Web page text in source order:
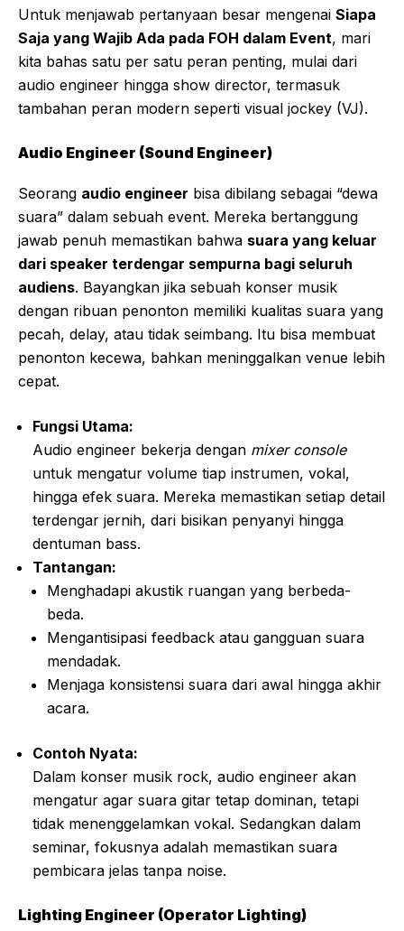
Untuk menjawab pertanyaan besar mengenai Siapa
Saja yang Wajib Ada pada FOH dalam Event, mari
kita bahas satu per satu peran penting, mulai dari
audio engineer hingga show director, termasuk
tambahan peran modern seperti visual jockey (VJ).
Audio Engineer (Sound Engineer)
Seorang audio engineer bisa dibilang sebagai “dewa
suara” dalam sebuah event. Mereka bertanggung
jawab penuh memastikan bahwa suara yang keluar
dari speaker terdengar sempurna bagi seluruh
audiens. Bayangkan jika sebuah konser musik
dengan ribuan penonton memiliki kualitas suara yang
pecah, delay, atau tidak seimbang. Itu bisa membuat
penonton kecewa, bahkan meninggalkan venue lebih
cepat.
Fungsi Utama:
Audio engineer bekerja dengan mixer console
untuk mengatur volume tiap instrumen, vokal,
hingga efek suara. Mereka memastikan setiap detail
terdengar jernih, dari bisikan penyanyi hingga
dentuman bass.
Tantangan:
Menghadapi akustik ruangan yang berbeda-
beda.
Mengantisipasi feedback atau gangguan suara
mendadak.
Menjaga konsistensi suara dari awal hingga akhir
acara.
Contoh Nyata:
Dalam konser musik rock, audio engineer akan
mengatur agar suara gitar tetap dominan, tetapi
tidak menenggelamkan vokal. Sedangkan dalam
seminar, fokusnya adalah memastikan suara
pembicara jelas tanpa noise.
Lighting Engineer (Operator Lighting)